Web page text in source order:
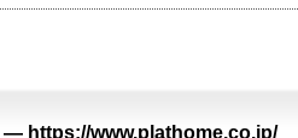
— https://www.plathome.co.jp/